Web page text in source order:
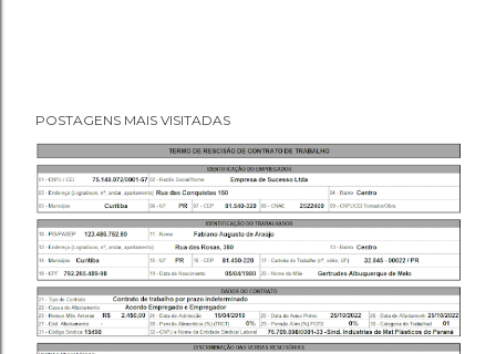
POSTAGENS MAIS VISITADAS